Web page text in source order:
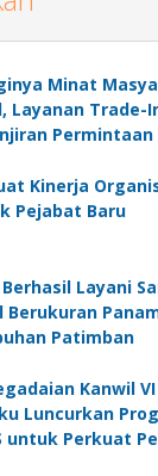
Minat
Layanan Trade-
Permintaan
Kinerja
Pejabat Baru
Berhasil Layani
Berukuran
Patimban
Kanwil VI
Luncurkan
untuk Perkuat